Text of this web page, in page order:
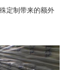
定制带来的额外